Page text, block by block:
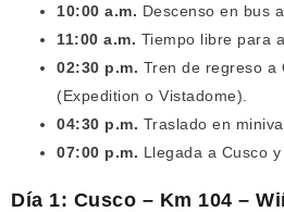
10:00 a.m. Descenso en bus
11:00 a.m. Tiempo libre para
02:30 p.m. Tren de regreso a
(Expedition o Vistadome).
04:30 p.m. Traslado en
07:00 p.m. Llegada a Cusco
Día 1: Cusco – Km 104 –